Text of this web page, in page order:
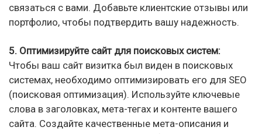
связаться с вами. Добавьте клиентские отзывы или
портфолио, чтобы подтвердить вашу надежность.
5. Оптимизируйте сайт для поисковых систем:
Чтобы ваш сайт визитка был виден в поисковых
системах, необходимо оптимизировать его для SEO
(поисковая оптимизация). Используйте ключевые
слова в заголовках, мета-тегах и контенте вашего
сайта. Создайте качественные мета-описания и